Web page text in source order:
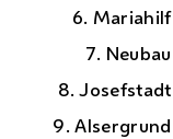
6. Mariahilf
7. Neubau
8. Josefstadt
9. Alsergrund